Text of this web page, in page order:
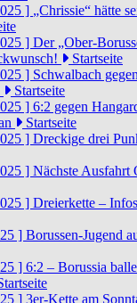
] „Chrissie“ hätte
] Der „Ober-
Startseite
] Schwalbach
Startseite
] 6:2 gegen
Startseite
] Dreckige drei
] Nächste Ausfahrt
] Dreierkette –
] Borussen-Jugend
] 6:2 – Borussia
] 3er-Kette am